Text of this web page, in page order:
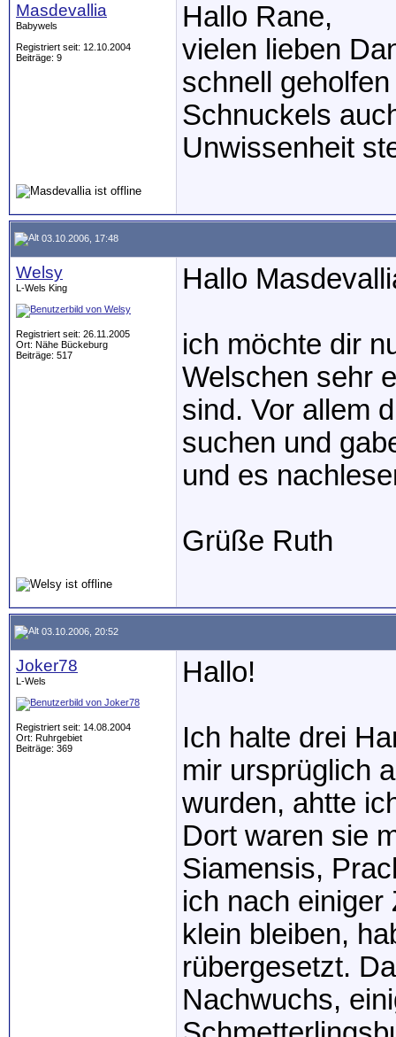
Masdevallia
Babywels
Registriert seit: 12.10.2004
Beiträge: 9
Hallo Rane,
vielen lieben
schnell
Schnuckels
Unwissenheit
03.10.2006, 17:48
Welsy
L-Wels King
Registriert seit: 26.11.2005
Ort: Nähe Bückeburg
Beiträge: 517
Hallo
ich möchte dir
Welschen sehr
sind. Vor allem
suchen und
und es
Grüße Ruth
03.10.2006, 20:52
Joker78
L-Wels
Registriert seit: 14.08.2004
Ort: Ruhrgebiet
Beiträge: 369
Hallo!
Ich halte drei
mir ursprüglich
wurden, ahtte
Dort waren sie
Siamensis,
ich nach einiger
klein bleiben,
rübergesetzt.
Nachwuchs,